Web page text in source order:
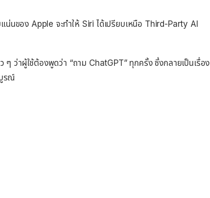
น่นของ Apple จะทำให้ Siri ได้เปรียบเหนือ Third-Party AI
ว่าผู้ใช้ต้องพูดว่า “ถาม ChatGPT” ทุกครั้ง ซึ่งกลายเป็นเรื่อง
รณ์